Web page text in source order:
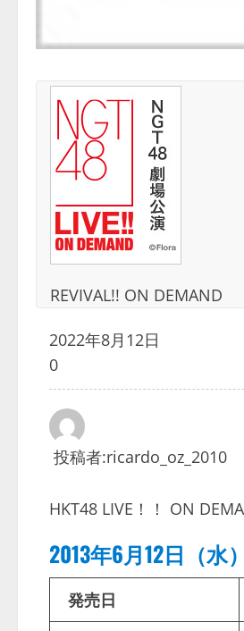
REVIVAL!! ON DEMAND
2022年8月12日
0
投稿者:ricardo_oz_2010
HKT48 LIVE！！ ON
2013年6月12日（
発売日